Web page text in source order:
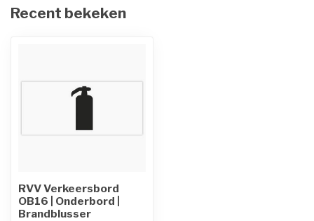
Recent bekeken
RVV Verkeersbord
OB16 | Onderbord |
Brandblusser